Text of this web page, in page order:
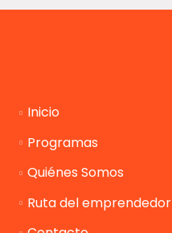
Inicio
Programas
Quiénes Somos
Ruta del emprendedor